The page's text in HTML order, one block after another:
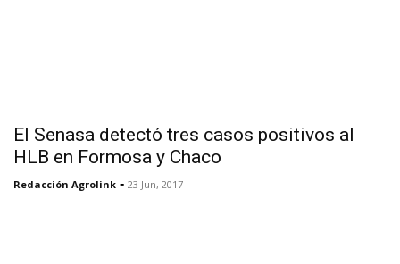
El Senasa detectó tres casos positivos al
HLB en Formosa y Chaco
Redacción Agrolink - 23 Jun, 2017